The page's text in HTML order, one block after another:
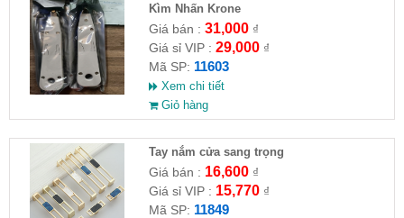
Kìm Nhấn Krone
Giá bán : 31,000₫
Giá sỉ VIP : 29,000₫
Mã SP: 11603
Xem chi tiết
Giỏ hàng
Tay nắm cửa sang trọng
Giá bán : 16,600₫
Giá sỉ VIP : 15,770₫
Mã SP: 11849